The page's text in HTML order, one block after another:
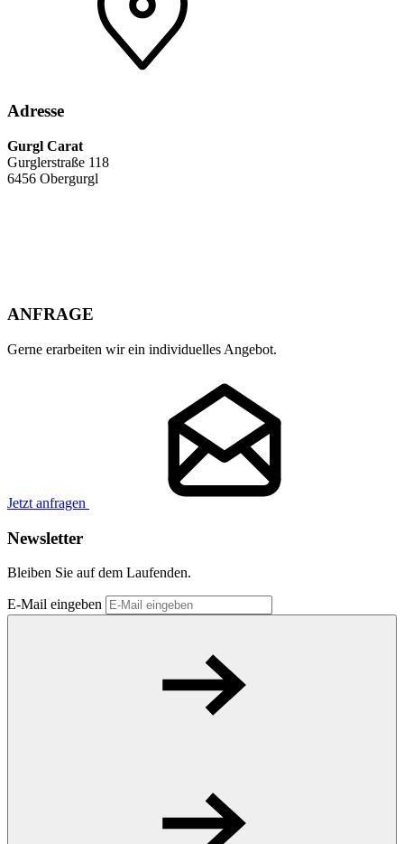
Adresse
Gurgl Carat
Gurglerstraße 118
6456 Obergurgl
ANFRAGE
Gerne erarbeiten wir ein individuelles Angebot.
Jetzt anfragen
Newsletter
Bleiben Sie auf dem Laufenden.
E-Mail eingeben